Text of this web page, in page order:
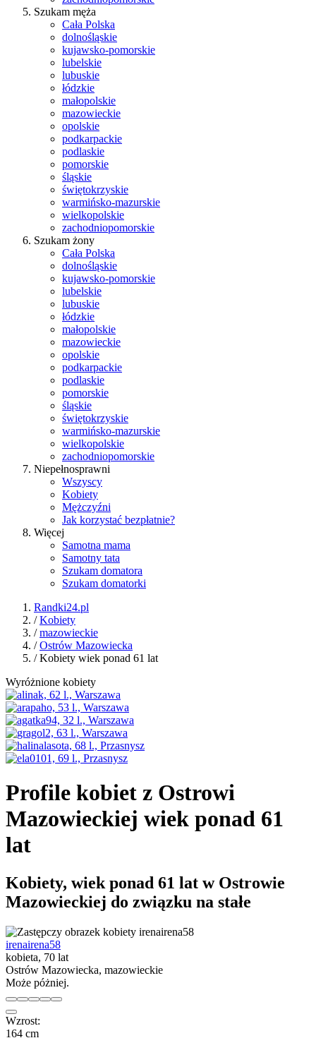
Szukam męża
Cała Polska
dolnośląskie
kujawsko-pomorskie
lubelskie
lubuskie
łódzkie
małopolskie
mazowieckie
opolskie
podkarpackie
podlaskie
pomorskie
śląskie
świętokrzyskie
warmińsko-mazurskie
wielkopolskie
zachodniopomorskie
Szukam żony
Cała Polska
dolnośląskie
kujawsko-pomorskie
lubelskie
lubuskie
łódzkie
małopolskie
mazowieckie
opolskie
podkarpackie
podlaskie
pomorskie
śląskie
świętokrzyskie
warmińsko-mazurskie
wielkopolskie
zachodniopomorskie
Niepełnosprawni
Wszyscy
Kobiety
Mężczyźni
Jak korzystać bezpłatnie?
Więcej
Samotna mama
Samotny tata
Szukam domatora
Szukam domatorki
Randki24.pl
/Kobiety
/mazowieckie
/Ostrów Mazowiecka
/ Kobiety wiek ponad 61 lat
Wyróżnione kobiety
Profile kobiet z Ostrowi
Mazowieckiej wiek ponad 61
lat
Kobiety, wiek ponad 61 lat w Ostrowie
Mazowieckiej do związku na stałe
irenairena58
kobieta, 70 lat
Ostrów Mazowiecka, mazowieckie
Może póżniej.
Wzrost:
164 cm